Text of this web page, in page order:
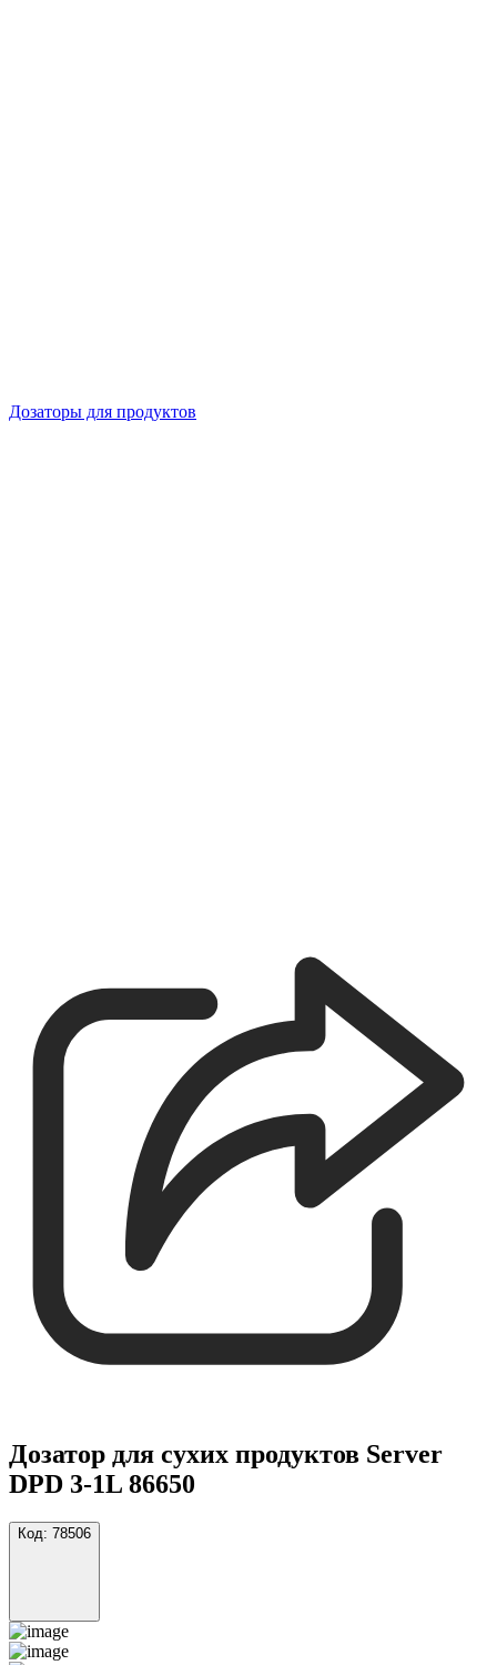
Дозаторы для продуктов
Дозатор для сухих продуктов Server
DPD 3-1L 86650
Код: 78506